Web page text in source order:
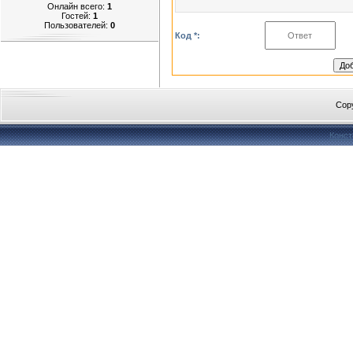
Онлайн всего: 1
Гостей: 1
Пользователей: 0
Код *: